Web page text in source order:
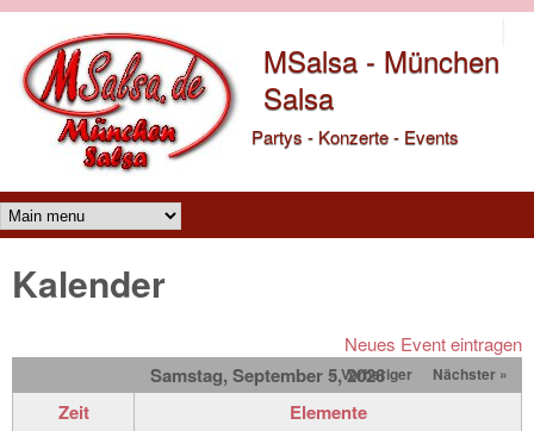
MSalsa - München
Salsa
Partys - Konzerte - Events
Main menu
Kalender
Neues Event eintragen
Samstag, September 5, 2026
« Vorheriger Nächster »
Zeit Elemente